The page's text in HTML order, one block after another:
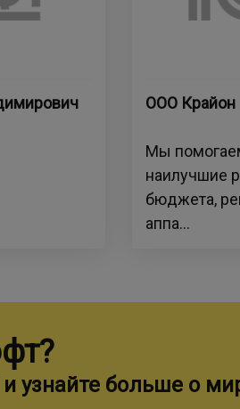
ООО Крайон
Мы
наилучшие
бюджета,
аппа...
узнайте больше о